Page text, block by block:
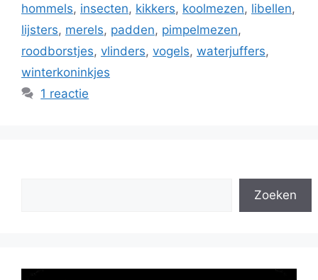
hommels, insecten, kikkers, koolmezen, libellen,
lijsters, merels, padden, pimpelmezen,
roodborstjes, vlinders, vogels, waterjuffers,
winterkoninkjes
1 reactie
Zoeken